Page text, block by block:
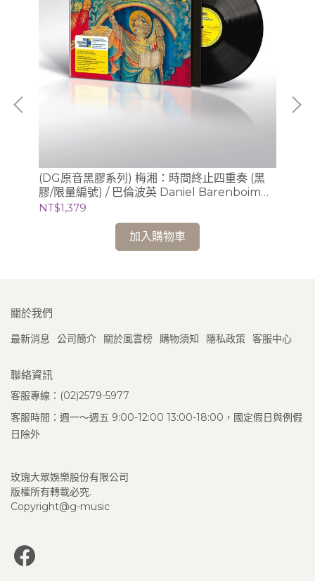
(DG原音黑膠系列) 梅湘：時間終止四重奏 (黑
膠/限量編號) / 巴倫波英 Daniel Barenboim
(鋼琴)
NT$1,379
加入購物車
關於我們
最新消息 公司簡介 關於風雲榜 購物須知 隱私政策 客服中心
聯絡資訊
客服專線：(02)2579-5977
客服時間：週一～週五 9:00-12:00 13:00-18:00，國定假日與例假
日除外
玫瑰大眾娛樂股份有限公司
版權所有轉載必究.
Copyright@g-music